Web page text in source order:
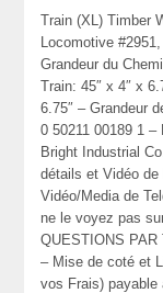
Train (XL) Timber
Locomotive
Grandeur du
Train: 45″ x 4″ x
6.75″ – Grandeur
0 50211 00189 1 –
Bright Industrial
détails et Vidéo
Vidéo/Media de
ne le voyez pas
QUESTIONS
– Mise de coté et
vos Frais) payable